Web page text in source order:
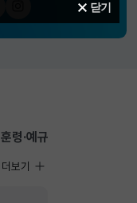
닫기
입법·행정예고
더보기
훈령·예규